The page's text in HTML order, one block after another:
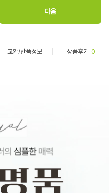
교환/반품정보 상품후기 0